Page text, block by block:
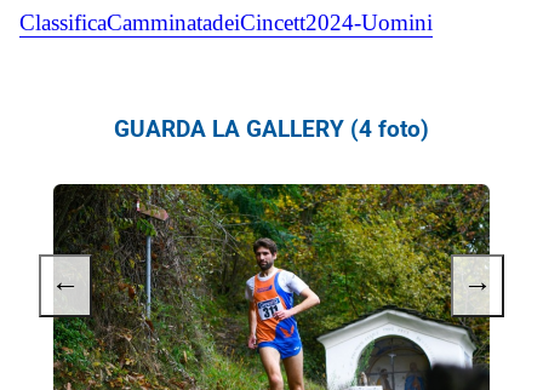
ClassificaCamminatadeiCincett2024-Uomini
GUARDA LA GALLERY (4 foto)
← →